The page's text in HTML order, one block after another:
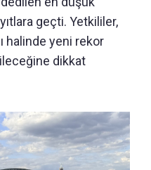
geçti. Yetkililer,
halinde yeni rekor
dikkat